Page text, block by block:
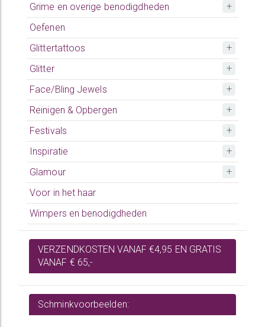
Grime en overige benodigdheden
Oefenen
Glittertattoos
Glitter
Face/Bling Jewels
Reinigen & Opbergen
Festivals
Inspiratie
Glamour
Voor in het haar
Wimpers en benodigdheden
VERZENDKOSTEN VANAF €4,95 EN GRATIS
VANAF € 65,-
Schminkvoorbeelden: